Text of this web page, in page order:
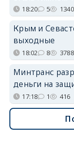
18:20 5 1340
Крым и
выходные
18:02 8 3788
Минтранс
деньги на
17:18 1 416